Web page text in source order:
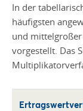
In der
häufigsten
und
vorgestellt. Das